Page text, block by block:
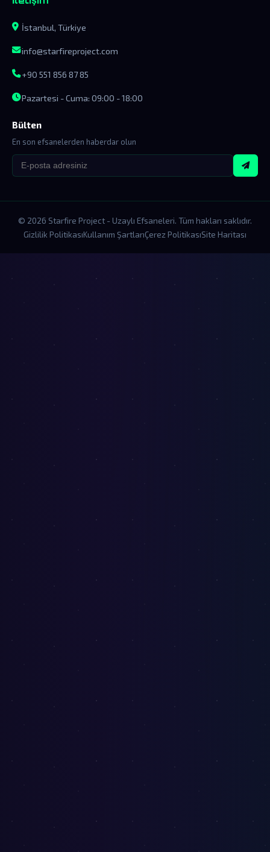
İstanbul, Türkiye
info@starfireproject.com
+90 551 856 87 85
Pazartesi - Cuma: 09:00 - 18:00
Bülten
En son efsanelerden haberdar olun
© 2026 Starfire Project - Uzaylı Efsaneleri. Tüm hakları saklıdır.
Gizlilik PolitikasıKullanım ŞartlarıÇerez PolitikasıSite Haritası